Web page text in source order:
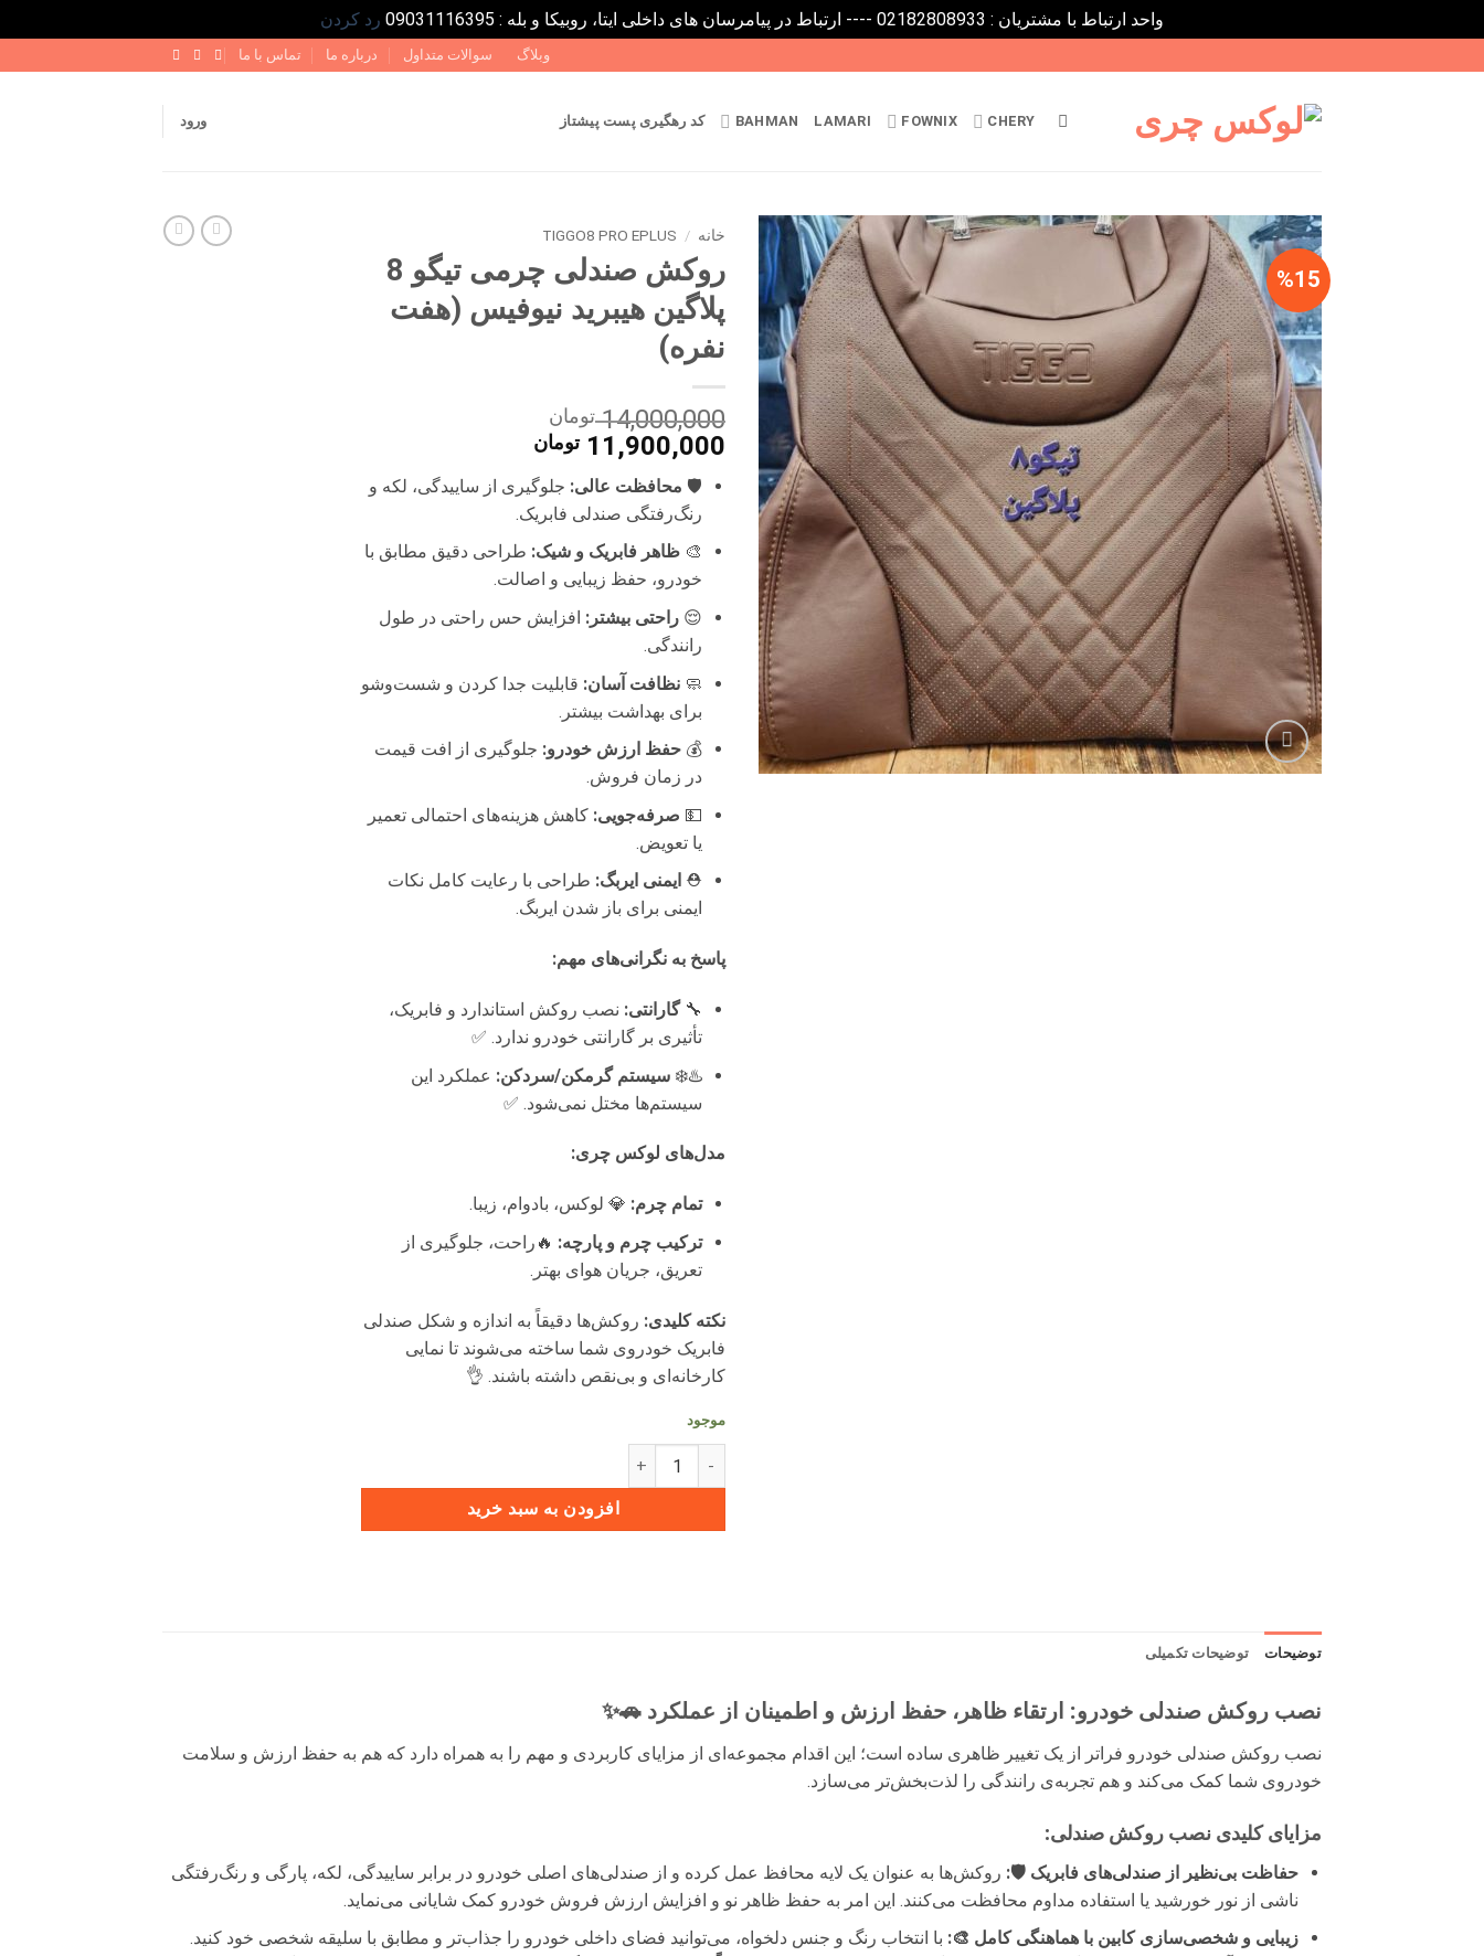
واحد ارتباط با مشتریان : 02182808933 ---- ارتباط در پیامرسان های داخلی ایتا، روبیکا و بله : 09031116395
رد کردن
to
وبلاگ سوالات متداول درباره ما تماس با ما
CHERY
FOWNIX
LAMARI
BAHMAN کد رهگیری پست پیشتاز ورود
%15
خانه /
TIGGO8 PRO EPLUS
روکش صندلی چرمی تیگو 8
پلاگین هیبرید نیوفیس (هفت
نفره)
14,000,000 تومان
قیمت
اصلی
14,000,000 تومان
بود.
11,900,000 تومان
فعلی
11,900,000 تومان
است.
🛡️ محافظت عالی: جلوگیری از ساییدگی، لکه و
رنگ‌رفتگی صندلی فابریک.
🎨 ظاهر فابریک و شیک: طراحی دقیق مطابق با
خودرو، حفظ زیبایی و اصالت.
😌 راحتی بیشتر: افزایش حس راحتی در طول
رانندگی.
🧼 نظافت آسان: قابلیت جدا کردن و شست‌وشو
برای بهداشت بیشتر.
💰 حفظ ارزش خودرو: جلوگیری از افت قیمت
در زمان فروش.
💵 صرفه‌جویی: کاهش هزینه‌های احتمالی تعمیر
یا تعویض.
⛑️ ایمنی ایربگ: طراحی با رعایت کامل نکات
ایمنی برای باز شدن ایربگ.
پاسخ به نگرانی‌های مهم:
🔧گارانتی: نصب روکش استاندارد و فابریک،
تأثیری بر گارانتی خودرو ندارد. ✅
♨️❄️ سیستم گرمکن/سردکن: عملکرد این
سیستم‌ها مختل نمی‌شود. ✅
مدل‌های لوکس چری:
تمام چرم: 💎 لوکس، بادوام، زیبا.
ترکیب چرم و پارچه: 🔥راحت، جلوگیری از
تعریق، جریان هوای بهتر.
نکته کلیدی: روکش‌ها دقیقاً به اندازه و شکل صندلی
فابریک خودروی شما ساخته می‌شوند تا نمایی
کارخانه‌ای و بی‌نقص داشته باشند. 👌
موجود
روکش صندلی چرمی تیگو 8 پلاگین هیبرید نیوفیس (هفت نفره) عدد
افزودن به سبد خرید
توضیحات توضیحات تکمیلی
نصب روکش صندلی خودرو: ارتقاء ظاهر، حفظ ارزش و اطمینان از عملکرد 🚗✨
نصب روکش صندلی خودرو فراتر از یک تغییر ظاهری ساده است؛ این اقدام مجموعه‌ای از مزایای کاربردی و مهم را به همراه دارد که هم به حفظ ارزش و سلامت
خودروی شما کمک می‌کند و هم تجربه‌ی رانندگی را لذت‌بخش‌تر می‌سازد.
مزایای کلیدی نصب روکش صندلی:
حفاظت بی‌نظیر از صندلی‌های فابریک 🛡️: روکش‌ها به عنوان یک لایه محافظ عمل کرده و از صندلی‌های اصلی خودرو در برابر ساییدگی، لکه، پارگی و رنگ‌رفتگی
ناشی از نور خورشید یا استفاده مداوم محافظت می‌کنند. این امر به حفظ ظاهر نو و افزایش ارزش فروش خودرو کمک شایانی می‌نماید.
زیبایی و شخصی‌سازی کابین با هماهنگی کامل 🎨: با انتخاب رنگ و جنس دلخواه، می‌توانید فضای داخلی خودرو را جذاب‌تر و مطابق با سلیقه شخصی خود کنید.